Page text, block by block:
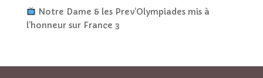
Notre Dame & les Prev’Olympiades mis à
l’honneur sur France 3